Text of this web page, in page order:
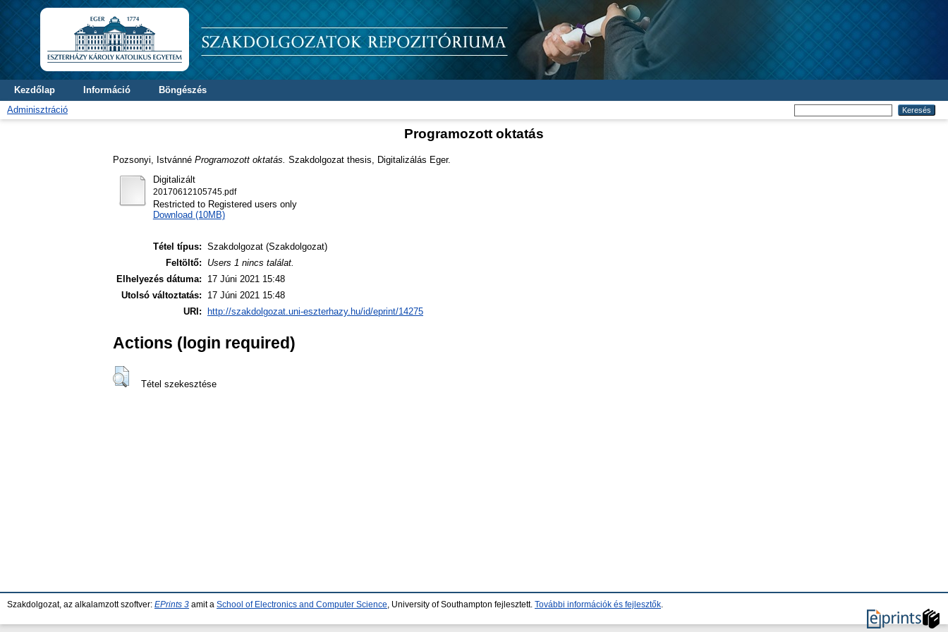
Kezdőlap Információ
Böngészés
Adminisztráció
Programozott oktatás
Pozsonyi, Istvánné Programozott oktatás. Szakdolgozat thesis, Digitalizálás Eger.
Digitalizált
20170612105745.pdf
Restricted to Registered users only
Download (10MB)
Tétel típus: Szakdolgozat (Szakdolgozat)
Feltöltő:
Users 1 nincs találat.
Elhelyezés dátuma:
17 Júni 2021 15:48
Utolsó változtatás:
17 Júni 2021 15:48
URI:
http://szakdolgozat.uni-eszterhazy.hu/id/eprint/14275
Actions (login required)
Tétel szekesztése
Szakdolgozat, az alkalamzott szoftver: EPrints 3 amit a School of Electronics and Computer Science , University of Southampton fejlesztett. További információk és fejlesztők